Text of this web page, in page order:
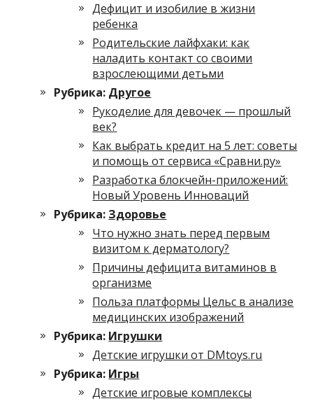
Дефицит и изобилие в жизни
ребенка
Родительские лайфхаки: как
наладить контакт со своими
взрослеющими детьми
Рубрика: Другое
Рукоделие для девочек — прошлый
век?
Как выбрать кредит на 5 лет: советы
и помощь от сервиса «Сравни.ру»
Разработка блокчейн-приложений:
Новый Уровень Инноваций
Рубрика: Здоровье
Что нужно знать перед первым
визитом к дерматологу?
Причины дефицита витаминов в
организме
Польза платформы Цельс в анализе
медицинских изображений
Рубрика: Игрушки
Детские игрушки от DMtoys.ru
Рубрика: Игры
Детские игровые комплексы